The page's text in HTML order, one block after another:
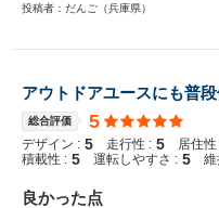
投稿者：だんご（兵庫県）
アウトドアユースにも普
総合評価 5
デザイン : 5 走行性 : 5 居住性
積載性 : 5 運転しやすさ : 5 維
良かった点